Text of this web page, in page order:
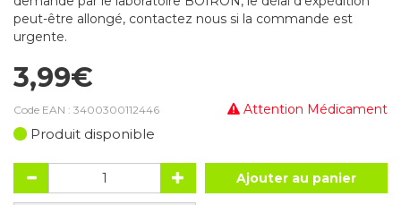
peut-être allongé, contactez nous si la commande est
urgente.
3,99€
Attention Médicament
Code EAN : 3400300112446
Produit disponible
Ajouter au panier